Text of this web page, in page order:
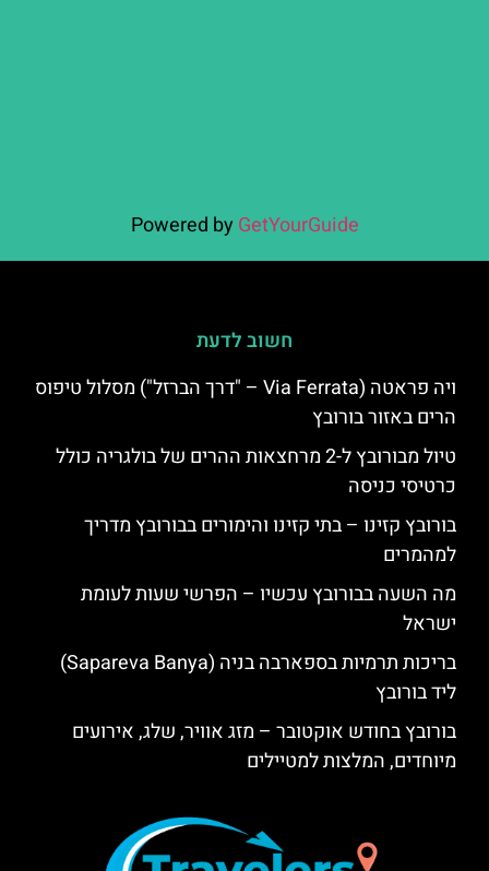
Powered by GetYourGuide
חשוב לדעת
ויה פראטה (Via Ferrata – "דרך הברזל") מסלול טיפוס
הרים באזור בורובץ
טיול מבורובץ ל-2 מרחצאות ההרים של בולגריה כולל
כרטיסי כניסה
בורובץ קזינו – בתי קזינו והימורים בבורובץ מדריך
למהמרים
מה השעה בבורובץ עכשיו – הפרשי שעות לעומת
ישראל
בריכות תרמיות בספארבה בניה (Sapareva Banya)
ליד בורובץ
בורובץ בחודש אוקטובר – מזג אוויר, שלג, אירועים
מיוחדים, המלצות למטיילים